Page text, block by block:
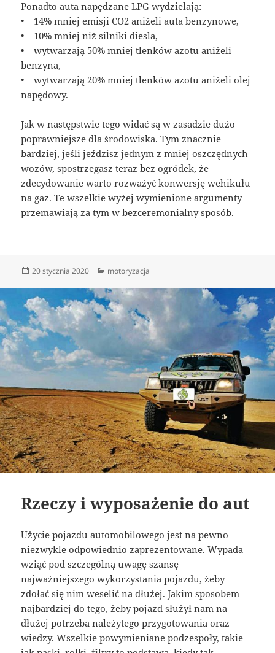
Ponadto auta napędzane LPG wydzielają:
• 14% mniej emisji CO2 aniżeli auta benzynowe,
• 10% mniej niż silniki diesla,
• wytwarzają 50% mniej tlenków azotu aniżeli
benzyna,
• wytwarzają 20% mniej tlenków azotu aniżeli olej
napędowy.
Jak w następstwie tego widać są w zasadzie dużo
poprawniejsze dla środowiska. Tym znacznie
bardziej, jeśli jeździsz jednym z mniej oszczędnych
wozów, spostrzegasz teraz bez ogródek, że
zdecydowanie warto rozważyć konwersję wehikułu
na gaz. Te wszelkie wyżej wymienione argumenty
przemawiają za tym w bezceremonialny sposób.
Data
20 stycznia 2020 Kategorie
motoryzacja
Rzeczy i wyposażenie do aut
Użycie pojazdu automobilowego jest na pewno
niezwykle odpowiednio zaprezentowane. Wypada
wziąć pod szczególną uwagę szansę
najważniejszego wykorzystania pojazdu, żeby
zdołać się nim weselić na dłużej. Jakim sposobem
najbardziej do tego, żeby pojazd służył nam na
dłużej potrzeba należytego przygotowania oraz
wiedzy. Wszelkie powymieniane podzespoły, takie